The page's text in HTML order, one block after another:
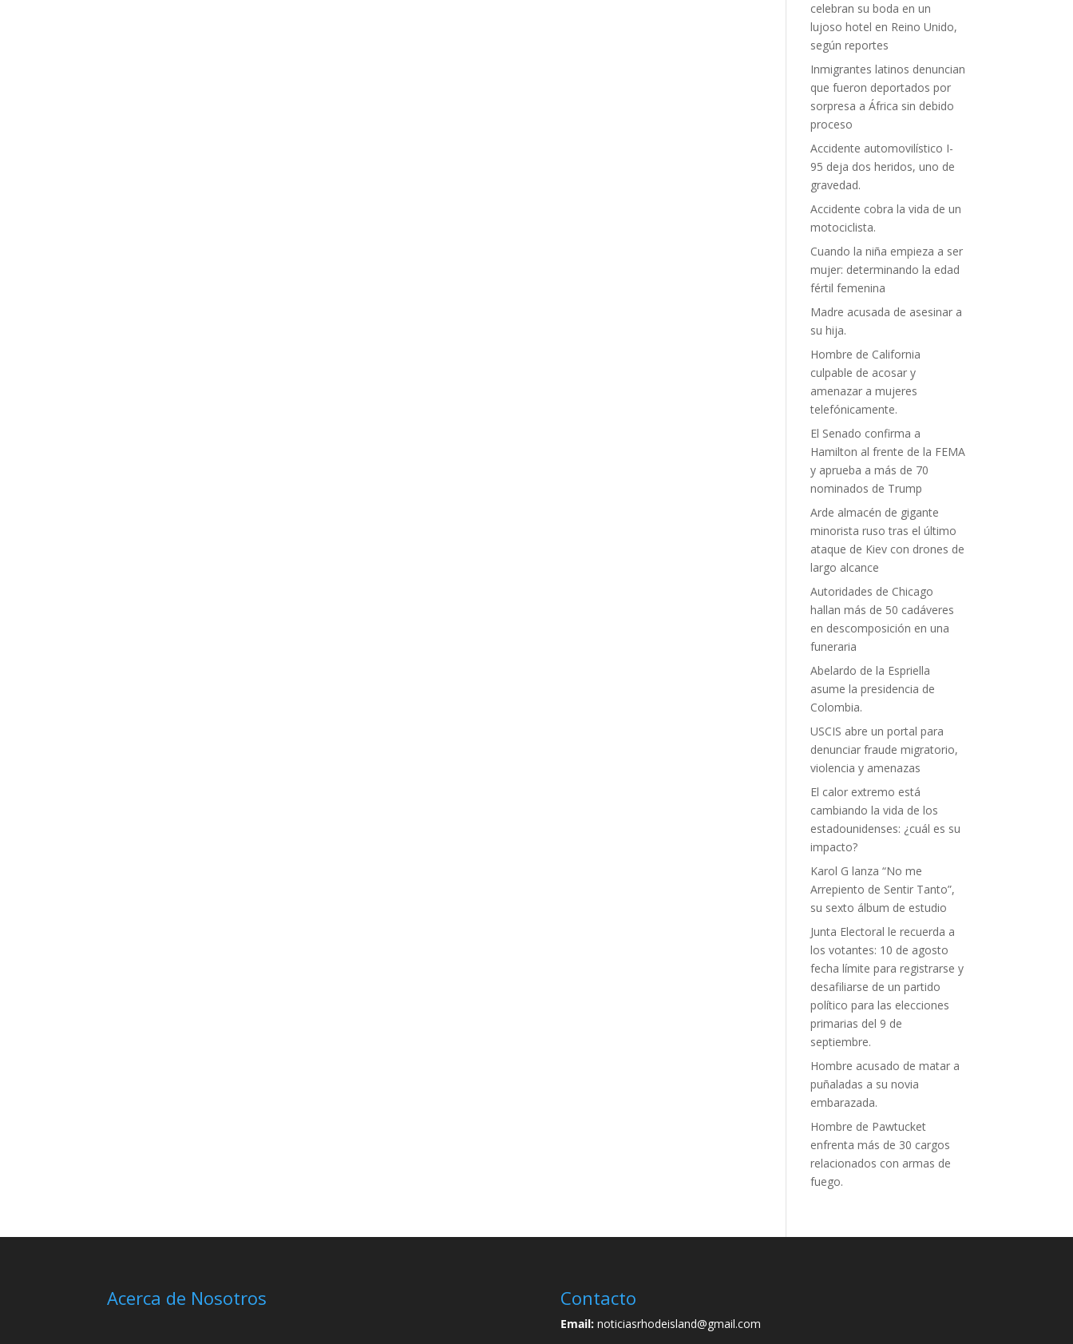
celebran su boda en un
lujoso hotel en Reino Unido,
según reportes
Inmigrantes latinos denuncian
que fueron deportados por
sorpresa a África sin debido
proceso
Accidente automovilístico I-
95 deja dos heridos, uno de
gravedad.
Accidente cobra la vida de un
motociclista.
Cuando la niña empieza a ser
mujer: determinando la edad
fértil femenina
Madre acusada de asesinar a
su hija.
Hombre de California
culpable de acosar y
amenazar a mujeres
telefónicamente.
El Senado confirma a
Hamilton al frente de la FEMA
y aprueba a más de 70
nominados de Trump
Arde almacén de gigante
minorista ruso tras el último
ataque de Kiev con drones de
largo alcance
Autoridades de Chicago
hallan más de 50 cadáveres
en descomposición en una
funeraria
Abelardo de la Espriella
asume la presidencia de
Colombia.
USCIS abre un portal para
denunciar fraude migratorio,
violencia y amenazas
El calor extremo está
cambiando la vida de los
estadounidenses: ¿cuál es su
impacto?
Karol G lanza “No me
Arrepiento de Sentir Tanto”,
su sexto álbum de estudio
Junta Electoral le recuerda a
los votantes: 10 de agosto
fecha límite para registrarse y
desafiliarse de un partido
político para las elecciones
primarias del 9 de
septiembre.
Hombre acusado de matar a
puñaladas a su novia
embarazada.
Hombre de Pawtucket
enfrenta más de 30 cargos
relacionados con armas de
fuego.
Acerca de Nosotros Contacto
Email:noticiasrhodeisland@gmail.com